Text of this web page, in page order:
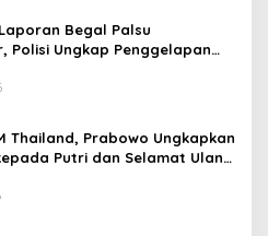
Begal Palsu
Polisi Ungkap Penggelapan
untuk Crypto
Thailand, Prabowo Ungkapkan
Putri dan Selamat Ulang
Thailand